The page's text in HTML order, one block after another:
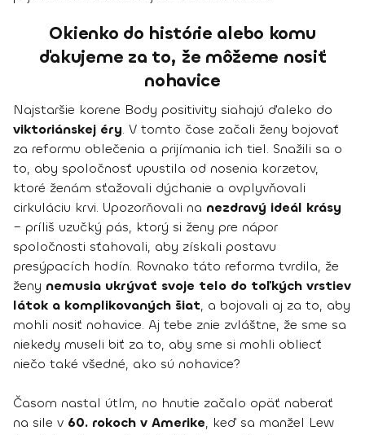
Okienko do histórie alebo komu
ďakujeme za to, že môžeme nosiť
nohavice
Najstaršie korene Body positivity siahajú ďaleko do
viktoriánskej éry. V tomto čase začali ženy bojovať
za reformu oblečenia a prijímania ich tiel. Snažili sa o
to, aby spoločnosť upustila od nosenia korzetov,
ktoré ženám sťažovali dýchanie a ovplyvňovali
cirkuláciu krvi. Upozorňovali na nezdravý ideál krásy
– príliš uzučký pás, ktorý si ženy pre nápor
spoločnosti sťahovali, aby získali postavu
presýpacích hodín. Rovnako táto reforma tvrdila, že
ženy nemusia ukrývať svoje telo do toľkých vrstiev
látok a komplikovaných šiat, a bojovali aj za to, aby
mohli nosiť nohavice. Aj tebe znie zvláštne, že sme sa
niekedy museli biť za to, aby sme si mohli obliecť
niečo také všedné, ako sú nohavice?
Časom nastal útlm, no hnutie začalo opäť naberať
na sile v 60. rokoch v Amerike, keď sa manžel Lew